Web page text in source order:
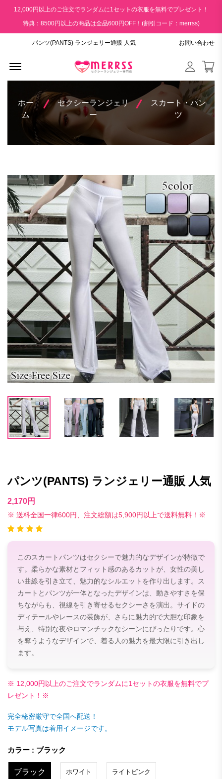
12,000円以上のご注文でランダムに1セットの衣服を無料でプレゼント！
特典：8500円以上の商品は全品600円OFF！(割引コード：merrss)
パンツ(PANTS) ランジェリー通販 人気 お問い合わせ
ホー
ム
セクシーランジェリ
ー
スカート・パン
ツ
パンツ(PANTS) ランジェリー通販 人気
2,170円
※ 送料全国一律600円、注文総額は5,900円以上で送料無料！※
このスカートパンツはセクシーで魅力的なデザインが特徴で
す。柔らかな素材とフィット感のあるカットが、女性の美し
い曲線を引き立て、魅力的なシルエットを作り出します。ス
カートとパンツが一体となったデザインは、動きやすさを保
ちながらも、視線を引き寄せるセクシーさを演出。サイドの
ディテールやレースの装飾が、さらに魅力的で大胆な印象を
与え、特別な夜やロマンチックなシーンにぴったりです。心
を奪うようなデザインで、着る人の魅力を最大限に引き出し
ます。
※ 12,000円以上のご注文でランダムに1セットの衣服を無料でプ
レゼント！※
完全秘密厳守で全国へ配送！
モデル写真は着用イメージです。
カラー : ブラック
ブラック ホワイト ライトピンク